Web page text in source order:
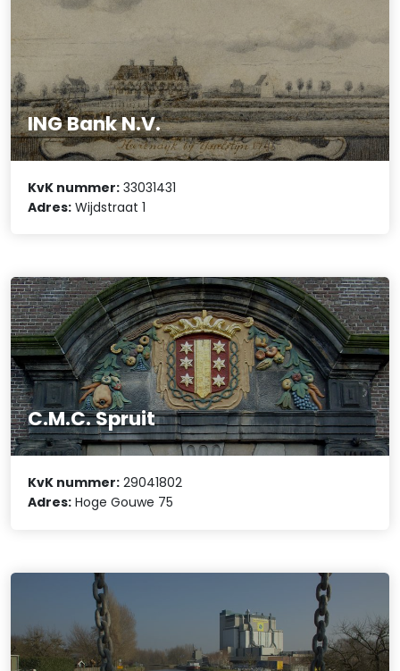
ING Bank N.V.
KvK nummer: 33031431
Adres: Wijdstraat 1
C.M.C. Spruit
KvK nummer: 29041802
Adres: Hoge Gouwe 75